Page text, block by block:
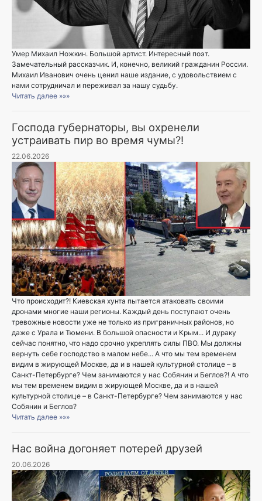
Умер Михаил Ножкин. Большой артист. Интересный поэт.
Замечательный рассказчик. И, конечно, великий гражданин России.
Михаил Иванович очень ценил наше издание, с удовольствием с
нами сотрудничал и переживал за нашу судьбу.
Читать далее »»»
Господа губернаторы, вы охренели
устраивать пир во время чумы?!
22.06.2026
Что происходит?! Киевская хунта пытается атаковать своими
дронами многие наши регионы. Каждый день поступают очень
тревожные новости уже не только из приграничных районов, но
даже с Урала и Тюмени. В большой опасности и Крым... И дураку
сейчас понятно, что надо срочно укреплять силы ПВО. Мы должны
вернуть себе господство в малом небе... А что мы тем временем
видим в жирующей Москве, да и в нашей культурной столице – в
Санкт-Петербурге? Чем занимаются у нас Собянин и Беглов?! А что
мы тем временем видим в жирующей Москве, да и в нашей
культурной столице – в Санкт-Петербурге? Чем занимаются у нас
Собянин и Беглов?
Читать далее »»»
Нас война догоняет потерей друзей
20.06.2026